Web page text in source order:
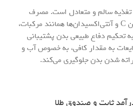
تغذیه سالم و متعادل است. مصرف
مواد غذایی سرشار از ویتامین C و آنتی‌اکسیدان‌ها همانند مرکبات،
تحکیم دفاع طبیعی بدن پشتیبانی
به مقدار کافی، به خصوص آب و
شدن بدن جلوگیری می‌کند.
ثابت و صندوق طلا